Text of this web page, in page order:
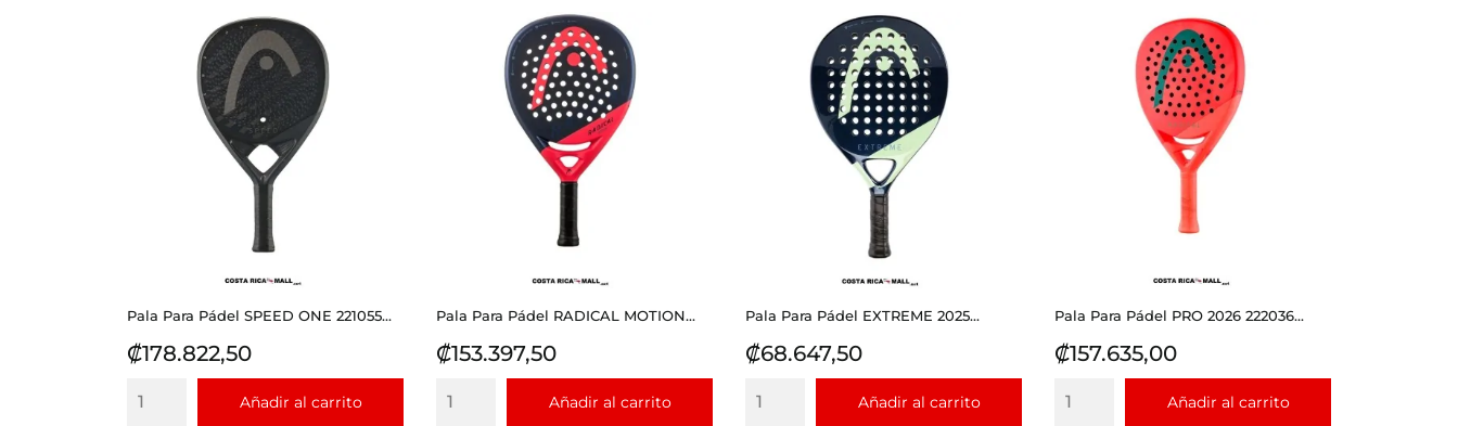
Pala Para Pádel SPEED ONE 221055...
Precio
₡178.822,50
Añadir al carrito
Pala Para Pádel RADICAL MOTION...
Precio
₡153.397,50
Añadir al carrito
Pala Para Pádel EXTREME 2025...
Precio
₡68.647,50
Añadir al carrito
Pala Para Pádel PRO 2026 222036...
Precio
₡157.635,00
Añadir al carrito